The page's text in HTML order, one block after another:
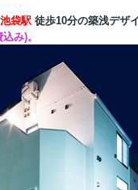
袋駅 徒歩10分の築浅デザ
み)。